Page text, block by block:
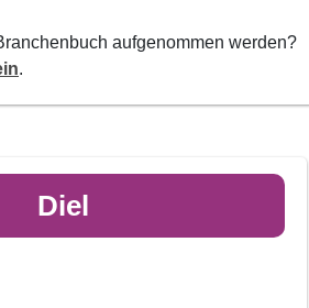
aufgenommen werden?
.
Diel